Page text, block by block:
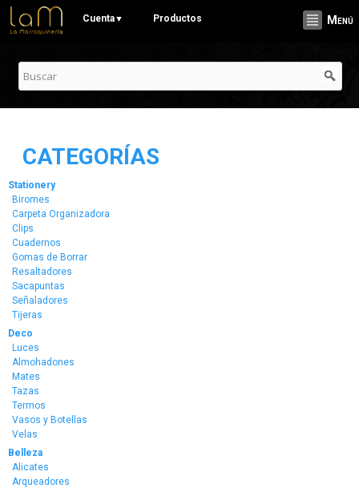
contenido
Cuenta▼ Productos Menú
CATEGORÍAS
Stationery
Biromes
Carpeta Organizadora
Clips
Cuadernos
Gomas de Borrar
Resaltadores
Sacapuntas
Señaladores
Tijeras
Deco
Luces
Almohadones
Mates
Tazas
Termos
Vasos y Botellas
Velas
Belleza
Alicates
Arqueadores